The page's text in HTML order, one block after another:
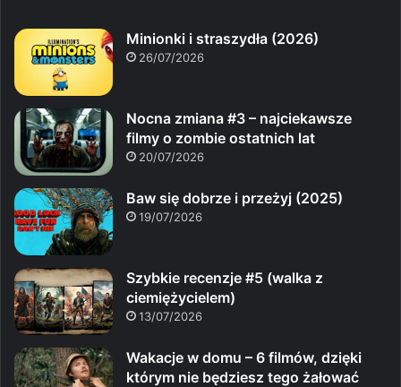
Minionki i straszydła (2026)
26/07/2026
Nocna zmiana #3 – najciekawsze
filmy o zombie ostatnich lat
20/07/2026
Baw się dobrze i przeżyj (2025)
19/07/2026
Szybkie recenzje #5 (walka z
ciemiężycielem)
13/07/2026
Wakacje w domu – 6 filmów, dzięki
którym nie będziesz tego żałować